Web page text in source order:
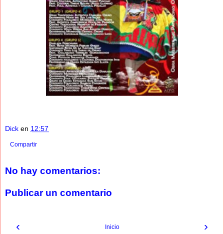
Dick en 12:57
Compartir
No hay comentarios:
Publicar un comentario
‹ ›
Inicio